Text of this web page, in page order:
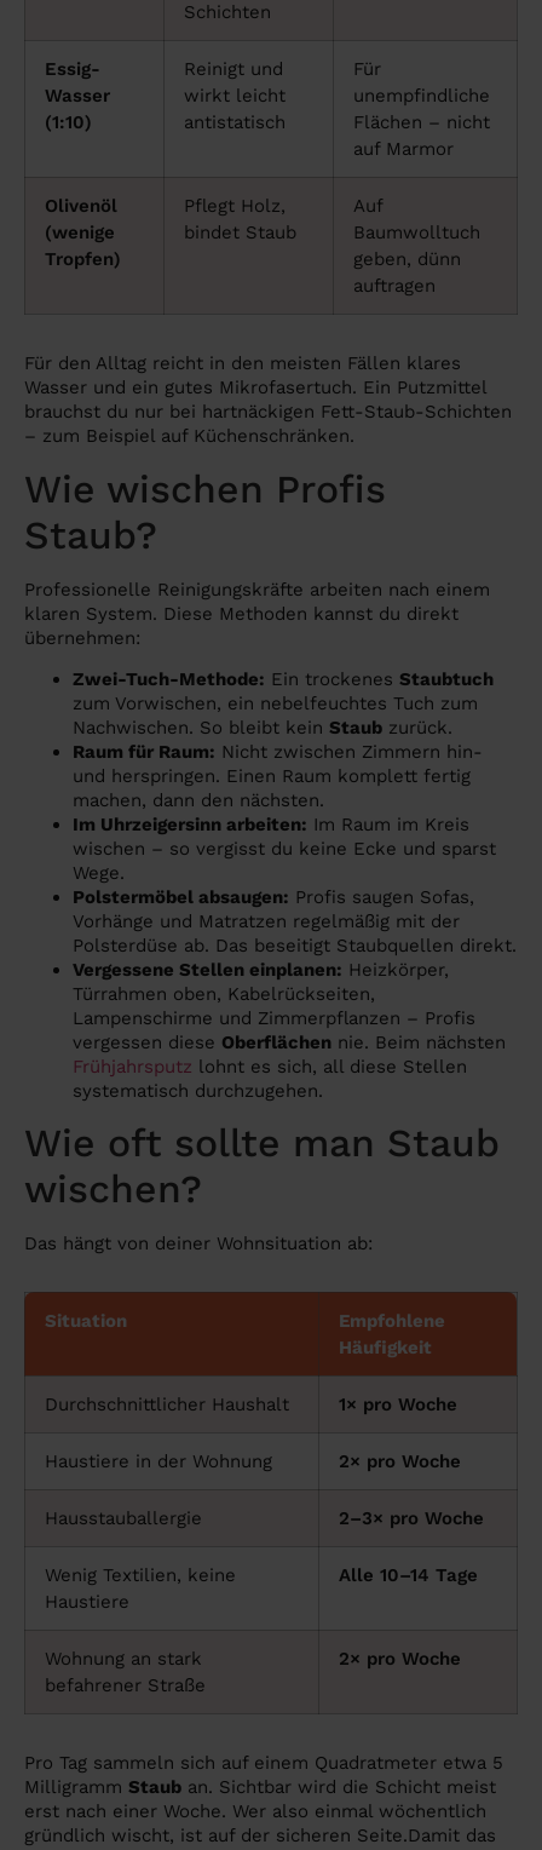
Schichten
Essig-
Wasser
(1:10)
Reinigt und
wirkt leicht
antistatisch
Für
unempfindliche
Flächen – nicht
auf Marmor
Olivenöl
(wenige
Tropfen)
Pflegt Holz,
bindet Staub
Auf
Baumwolltuch
geben, dünn
auftragen
Für den Alltag reicht in den meisten Fällen klares
Wasser und ein gutes Mikrofasertuch. Ein Putzmittel
brauchst du nur bei hartnäckigen Fett-Staub-Schichten
– zum Beispiel auf Küchenschränken.
Wie wischen Profis
Staub?
Professionelle Reinigungskräfte arbeiten nach einem
klaren System. Diese Methoden kannst du direkt
übernehmen:
Zwei-Tuch-Methode: Ein trockenes Staubtuch
zum Vorwischen, ein nebelfeuchtes Tuch zum
Nachwischen. So bleibt kein Staub zurück.
Raum für Raum: Nicht zwischen Zimmern hin-
und herspringen. Einen Raum komplett fertig
machen, dann den nächsten.
Im Uhrzeigersinn arbeiten: Im Raum im Kreis
wischen – so vergisst du keine Ecke und sparst
Wege.
Polstermöbel absaugen: Profis saugen Sofas,
Vorhänge und Matratzen regelmäßig mit der
Polsterdüse ab. Das beseitigt Staubquellen direkt.
Vergessene Stellen einplanen: Heizkörper,
Türrahmen oben, Kabelrückseiten,
Lampenschirme und Zimmerpflanzen – Profis
vergessen diese Oberflächen nie. Beim nächsten
Frühjahrsputz lohnt es sich, all diese Stellen
systematisch durchzugehen.
Wie oft sollte man Staub
wischen?
Das hängt von deiner Wohnsituation ab:
Situation
Empfohlene
Häufigkeit
Durchschnittlicher Haushalt 1× pro Woche
Haustiere in der Wohnung 2× pro Woche
Hausstauballergie 2–3× pro Woche
Wenig Textilien, keine
Haustiere
Alle 10–14 Tage
Wohnung an stark
befahrener Straße
2× pro Woche
Pro Tag sammeln sich auf einem Quadratmeter etwa 5
Milligramm Staub an. Sichtbar wird die Schicht meist
erst nach einer Woche. Wer also einmal wöchentlich
gründlich wischt, ist auf der sicheren Seite.Damit das